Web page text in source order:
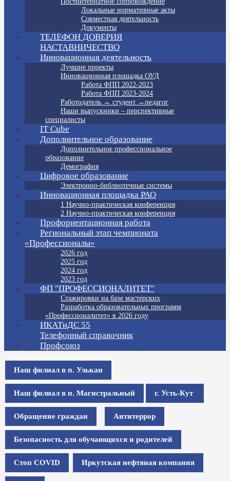
Локальные нормативные акты
Совместная деятельность
Документы
ТЕЛЕФОН ДОВЕРИЯ
НАСТАВНИЧЕСТВО
Инновационная деятельность
Лучшие проекты
Инновационная площадка ОУД
Работа ФПП 2022-2023
Работа ФПП 2023-2024
Работодатель → студент →педагог
Наши выпускники – перспективные
специалисты
IT Cube
Дополнительное образование
Дополнительное профессиональное
образование
Демография
Цифровое образование
Электронно-библиотечные системы
Инновационная площадка РАО
1 Научно-практическая конференция
2 Научно-практическая конференция
Профориентационная работа
Региональный этап чемпионата
«Профессионалы»
2026 год
2025 год
2024 год
2023 год
ФП "ПРОФЕССИОНАЛИТЕТ"
Стажировки на базе мастерских
Разработка образовательных программ
«Профессионалитет» в 2026 году
ИКАТиДС 55
Телефонный справочник
Профсоюз
Наш филиал в п. Улькан
Наш филиал в п. Магистральный г. Усть-Кут
Обращение граждан Антитеррор
Безопасность для обучающихся и родителей
Стоп COVID Иркутская нефтяная компания